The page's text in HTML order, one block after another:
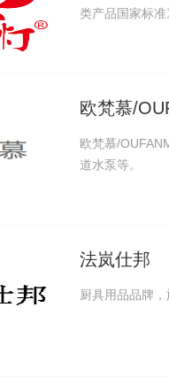
类产品国家标
欧梵慕/
欧梵慕/
道水泵等。
法岚仕邦
厨具用品品牌